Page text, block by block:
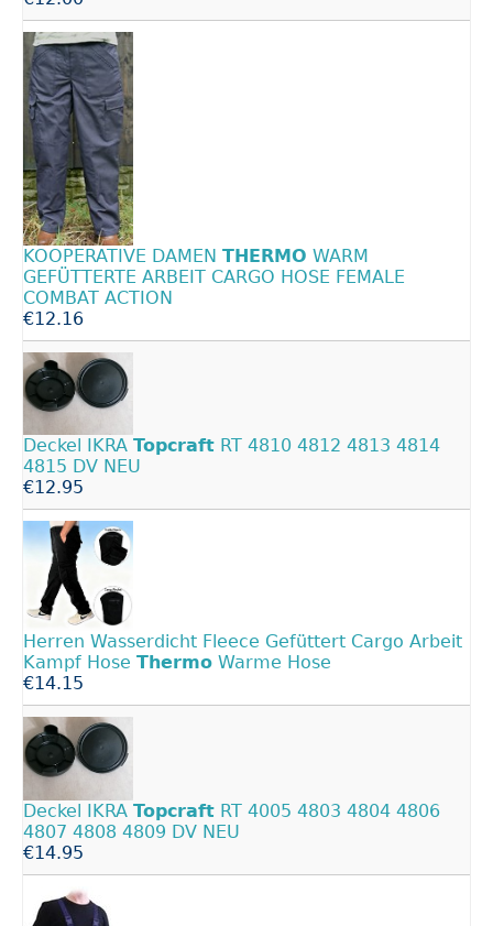
KOOPERATIVE DAMEN THERMO WARM
GEFÜTTERTE ARBEIT CARGO HOSE FEMALE
COMBAT ACTION
€12.16
Deckel IKRA Topcraft RT 4810 4812 4813 4814
4815 DV NEU
€12.95
Herren Wasserdicht Fleece Gefüttert Cargo Arbeit
Kampf Hose Thermo Warme Hose
€14.15
Deckel IKRA Topcraft RT 4005 4803 4804 4806
4807 4808 4809 DV NEU
€14.95